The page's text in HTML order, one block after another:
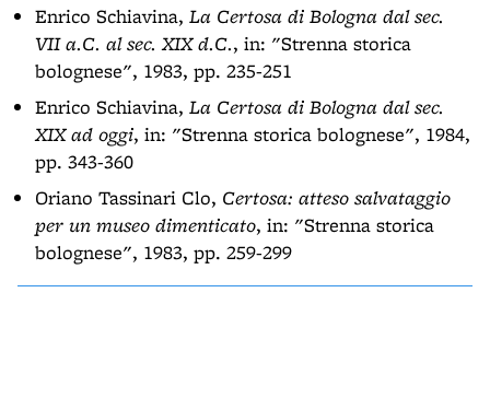
Enrico Schiavina, La Certosa di Bologna dal sec.
VII a.C. al sec. XIX d.C., in: "Strenna storica
bolognese", 1983, pp. 235-251
Enrico Schiavina, La Certosa di Bologna dal sec.
XIX ad oggi, in: "Strenna storica bolognese", 1984,
pp. 343-360
Oriano Tassinari Clo, Certosa: atteso salvataggio
per un museo dimenticato, in: "Strenna storica
bolognese", 1983, pp. 259-299